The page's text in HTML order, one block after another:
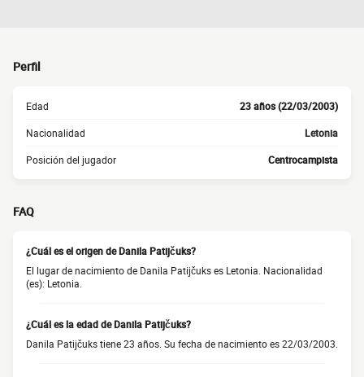
Perfil
Edad 23 años (22/03/2003)
Nacionalidad Letonia
Posición del jugador Centrocampista
FAQ
¿Cuál es el origen de Danila Patijčuks?
El lugar de nacimiento de Danila Patijčuks es Letonia. Nacionalidad
(es): Letonia.
¿Cuál es la edad de Danila Patijčuks?
Danila Patijčuks tiene 23 años. Su fecha de nacimiento es 22/03/2003.